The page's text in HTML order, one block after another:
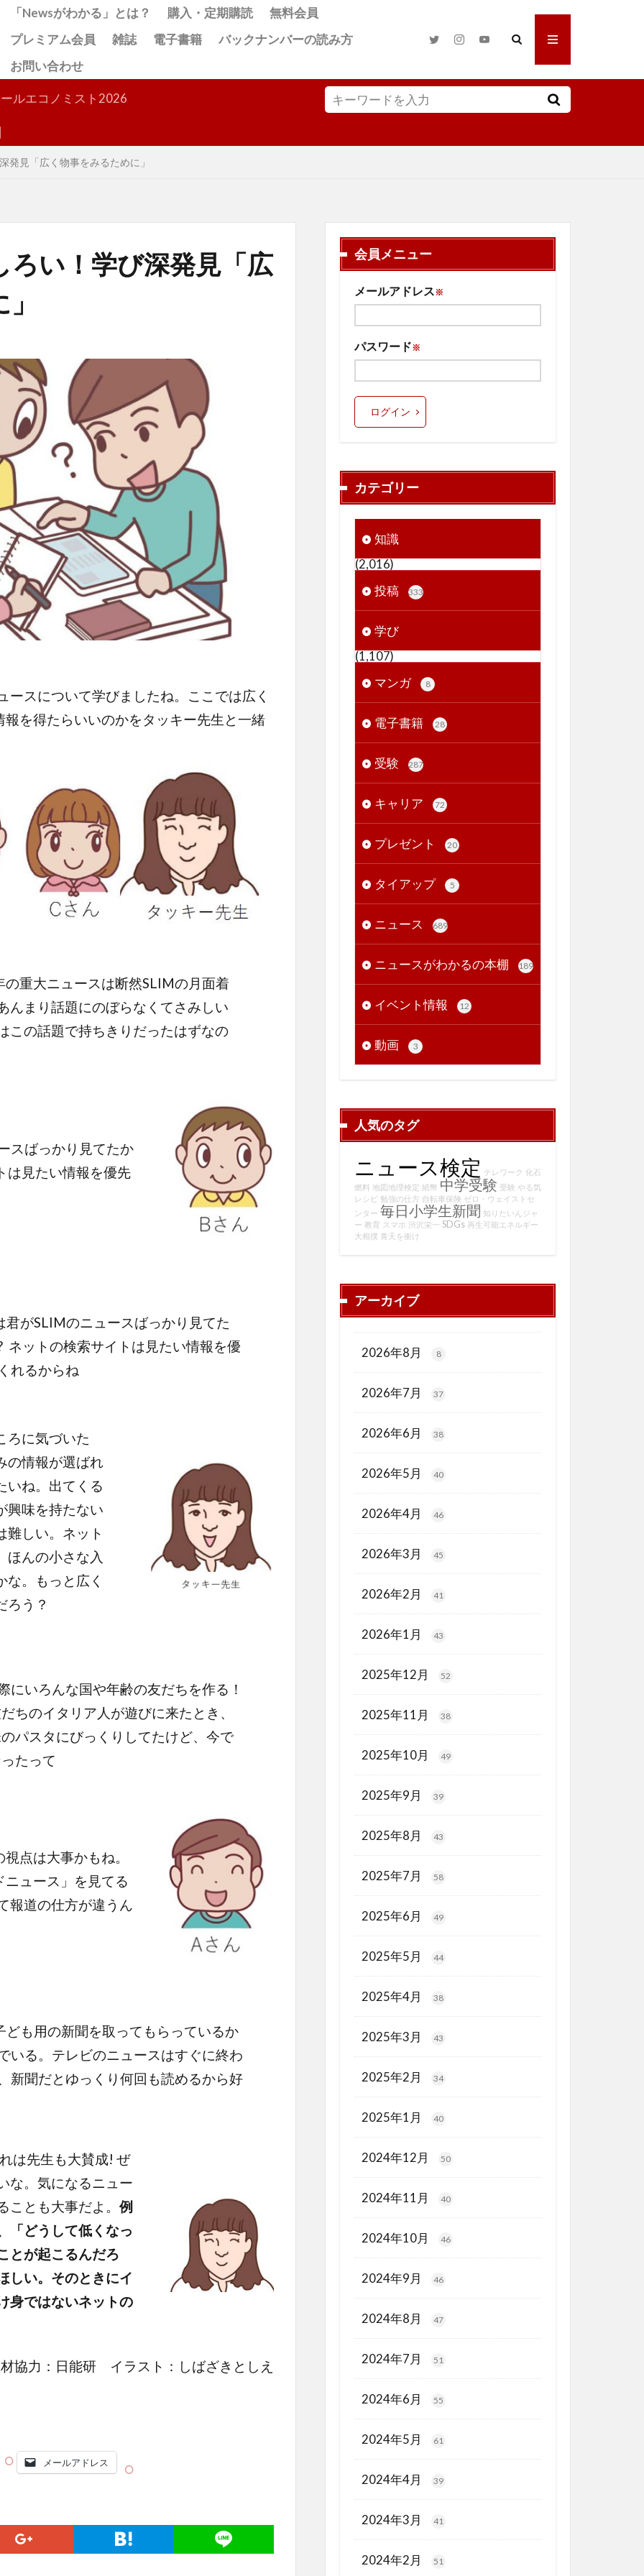
「Newsがわかる」とは？ 購入・定期購読
無料会員
プレミアム会員
雑誌 電子書籍
バックナンバーの読み方
お問い合わせ
ルエコノミスト2026
発見「広く物事をみるために」
い！学び深発見「広
スについて学びましたね。ここでは広く
を得たらいいのかをタッキー先生と一緒
の重大ニュースは断然SLIMの月面着
んまり話題にのぼらなくてさみしい
この話題で持ちきりだったはずなの
スばっかり見てたか
は見たい情報を優先
君がSLIMのニュースばっかり見てた
ネットの検索サイトは見たい情報を優
れるからね
ろに気づいた
の情報が選ばれ
いね。出てくる
興味を持たない
難しい。ネット
ほんの小さな入
。もっと広く
ろう？
いろんな国や年齢の友だちを作る！
ちのイタリア人が遊びに来たとき、
パスタにびっくりしてたけど、今で
たって
点は大事かもね。
ュース」を見てる
報道の仕方が違うん
ども用の新聞を取ってもらっているか
いる。テレビのニュースはすぐに終わ
新聞だとゆっくり何回も読めるから好
は先生も大賛成! ぜ
な。気になるニュー
とも大事だよ。 例
「どうして低くなっ
とが起こるんだろ
しい。そのときにイ
身ではないネットの
協力：日能研 イラスト：しばざきとしえ
メールアドレス
会員メニュー
メールアドレス※
パスワード※
ログイン
カテゴリー
知識
(2,016)
投稿
333
学び
(1,107)
マンガ
8
電子書籍 28
受験 287
キャリア 72
プレゼント 20
タイアップ 5
ニュース 689
ニュースがわかるの本棚 189
イベント情報 12
動画 3
人気のタグ
ニュース検定 テレワーク 化石
燃料 地図地理検定 紙幣 中学受験 受験 やる気
レシピ 勉強の仕方 自転車保険 ゼロ・ウェイストセ
ンター 毎日小学生新聞 知りたいんジャ
ー 教育 スマホ 渋沢栄一 SDGs 再生可能エネルギー
大相撲 青天を衝け
アーカイブ
2026年8月 8
2026年7月 37
2026年6月 38
2026年5月 40
2026年4月 46
2026年3月 45
2026年2月 41
2026年1月 43
2025年12月 52
2025年11月 38
2025年10月 49
2025年9月 39
2025年8月 43
2025年7月 58
2025年6月 49
2025年5月 44
2025年4月 38
2025年3月 43
2025年2月 34
2025年1月 40
2024年12月 50
2024年11月 40
2024年10月 46
2024年9月 46
2024年8月 47
2024年7月 51
2024年6月 55
2024年5月 61
2024年4月 39
2024年3月 41
2024年2月 51
検索